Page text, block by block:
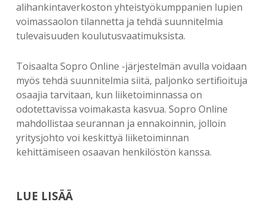
alihankintaverkoston yhteistyökumppanien lupien
voimassaolon tilannetta ja tehdä suunnitelmia
tulevaisuuden koulutusvaatimuksista.
Toisaalta Sopro Online -järjestelmän avulla voidaan
myös tehdä suunnitelmia siitä, paljonko sertifioituja
osaajia tarvitaan, kun liiketoiminnassa on
odotettavissa voimakasta kasvua. Sopro Online
mahdollistaa seurannan ja ennakoinnin, jolloin
yritysjohto voi keskittyä liiketoiminnan
kehittämiseen osaavan henkilöstön kanssa.
LUE LISÄÄ